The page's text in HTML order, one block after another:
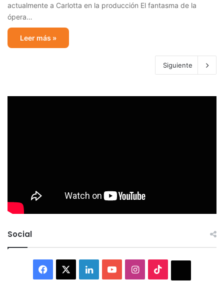
actualmente a Carlotta en la producción El fantasma de la
ópera…
Leer más »
Siguiente
Social
Facebook LinkedInYouTubeInstagram